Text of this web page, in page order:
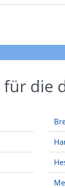
für die